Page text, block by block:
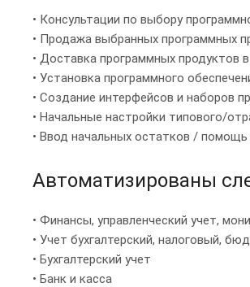
• Консультации по выбору
• Продажа выбранных программных
• Доставка программных продуктов
• Установка программного
• Создание интерфейсов и наборов
• Начальные настройки типового/
• Ввод начальных остатков /
Автоматизированы
• Финансы, управленческий учет,
• Учет бухгалтерский, налоговый,
• Бухгалтерский учет
• Банк и касса